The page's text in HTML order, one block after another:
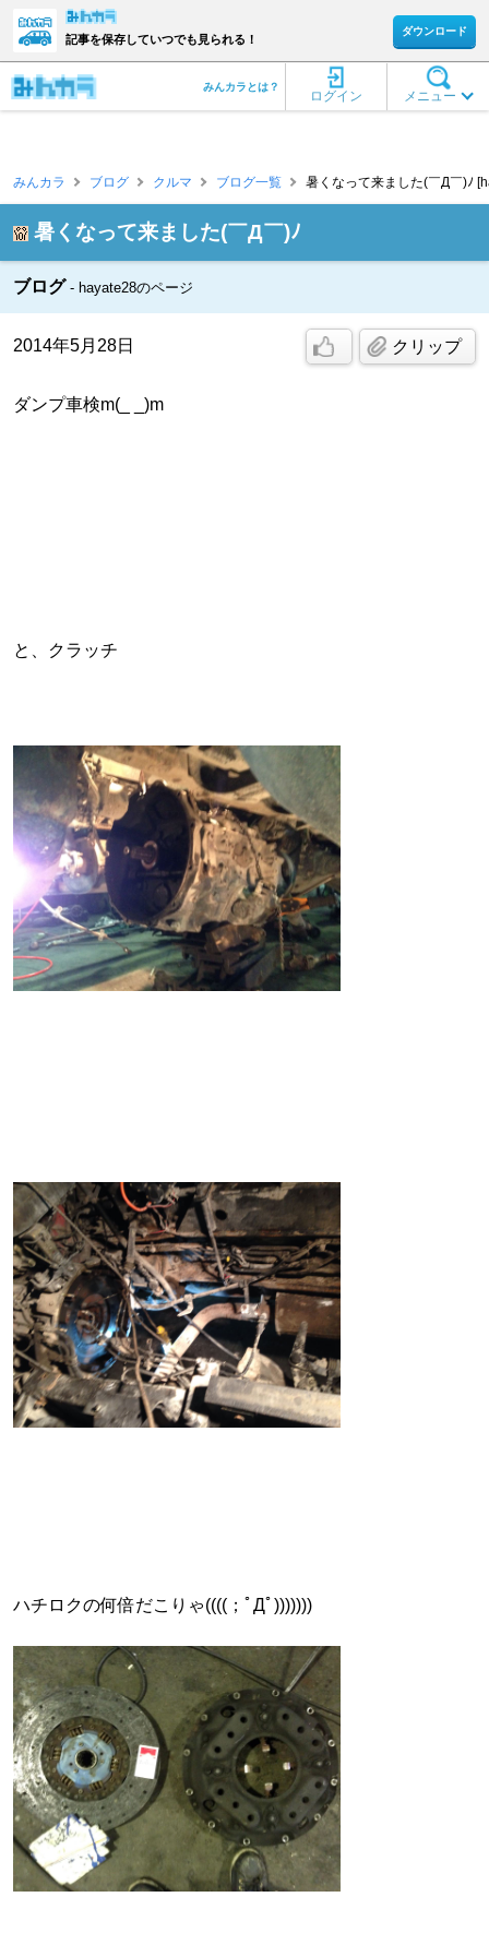
記事を保存していつでも見られる！
ダウンロード
メニュー
ログイン
みんカラとは？
みんカラ ブログ クルマ ブログ一覧 暑くなって来ました(￣Д￣)ﾉ
暑くなって来ました(￣Д￣)ﾉ
ブログ hayate28のページ
2014年5月28日 クリップ
ダンプ車検m(_ _)m
と、クラッチ
ハチロクの何倍だこりゃ((((；ﾟДﾟ)))))))